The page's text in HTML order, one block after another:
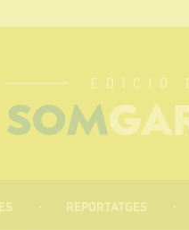
REPORTATGES